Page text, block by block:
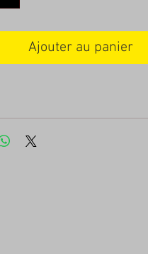
Ajouter au panier